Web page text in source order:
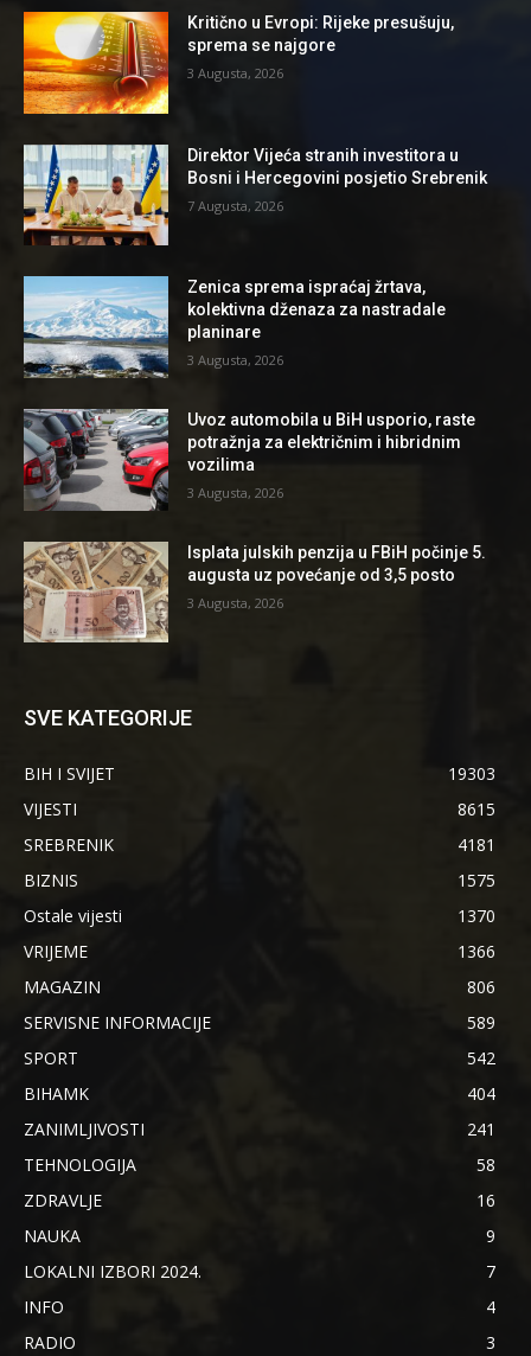
Kritično u Evropi: Rijeke presušuju,
sprema se najgore
3 Augusta, 2026
Direktor Vijeća stranih investitora u
Bosni i Hercegovini posjetio Srebrenik
7 Augusta, 2026
Zenica sprema ispraćaj žrtava,
kolektivna dženaza za nastradale
planinare
3 Augusta, 2026
Uvoz automobila u BiH usporio, raste
potražnja za električnim i hibridnim
vozilima
3 Augusta, 2026
Isplata julskih penzija u FBiH počinje 5.
augusta uz povećanje od 3,5 posto
3 Augusta, 2026
SVE KATEGORIJE
BIH I SVIJET
19303
VIJESTI
8615
SREBRENIK
4181
BIZNIS
1575
Ostale vijesti
1370
VRIJEME
1366
MAGAZIN
806
SERVISNE INFORMACIJE
589
SPORT
542
BIHAMK
404
ZANIMLJIVOSTI
241
TEHNOLOGIJA
58
ZDRAVLJE
16
NAUKA
9
LOKALNI IZBORI 2024.
7
INFO
4
RADIO
3